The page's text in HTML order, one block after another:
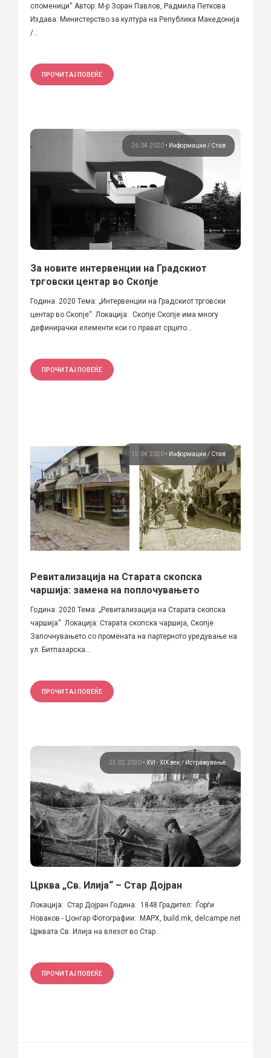
споменици“ Автор: М-р Зоран Павлов, Радмила Петкова
Издава: Министерство за култура на Република Македонија
/...
ПРОЧИТАЈ ПОВЕЌЕ
26.04.2020 • Информации Став
За новите интервенции на Градскиот
трговски центар во Скопје
Година: 2020 Тема: „Интервенции на Градскиот трговски
центар во Скопје“ Локација: Скопје Скопје има многу
дефинирачки елементи кои го прават срцето...
ПРОЧИТАЈ ПОВЕЌЕ
15.04.2020 • Информации Став
Ревитализација на Старата скопска
чаршија: замена на поплочувањето
Година: 2020 Тема: „Ревитализација на Старата скопска
чаршија“ Локација: Старата скопска чаршија, Скопје
Започнувањето со промената на партерното уредување на
ул. Битпазарска...
ПРОЧИТАЈ ПОВЕЌЕ
25.02.2020 • XVI - XIX век Истражување
Црква „Св. Илија“ – Стар Дојран
Локација: Стар Дојран Година: 1848 Градител: Ѓорѓи
Новаков - Џонгар Фотографии: МАРХ, build.mk, delcampe.net
Црквата Св. Илија на влезот во Стар...
ПРОЧИТАЈ ПОВЕЌЕ